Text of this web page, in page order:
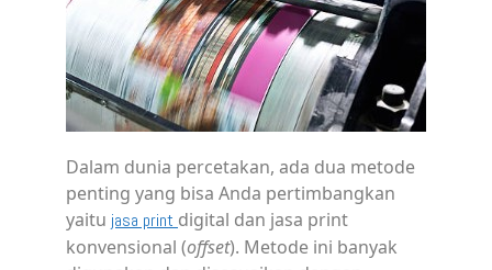
Dalam dunia percetakan, ada dua metode
penting yang bisa Anda pertimbangkan
yaitu jasa print digital dan jasa print
konvensional (offset). Metode ini banyak